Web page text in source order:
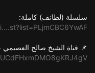
سلسلة (لطائف) كاملة:
📌 قناة الشيخ صالح العصيمي